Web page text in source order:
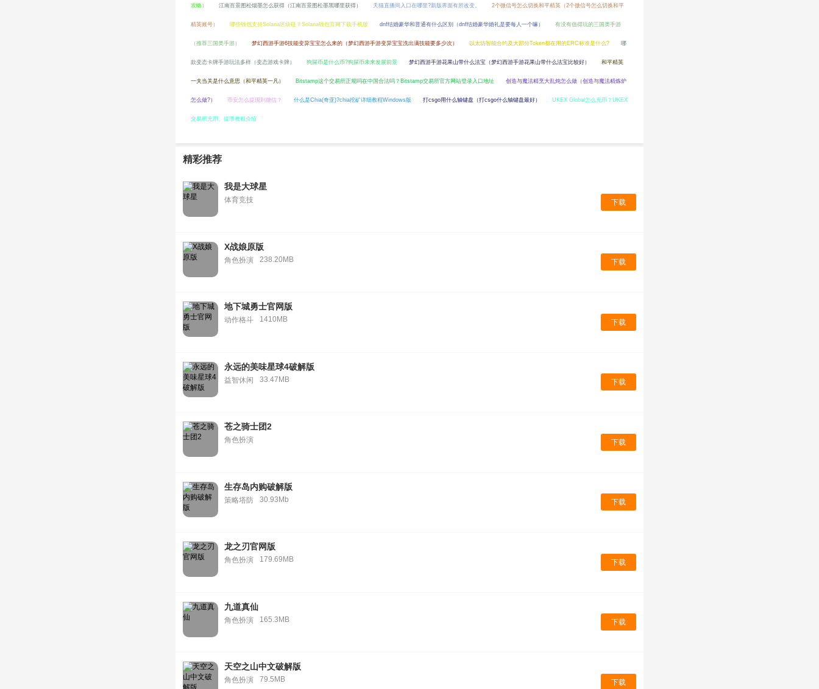
攻略） 江南百景图松烟墨怎么获得（江南百景图松墨黑哪里获得） 天猫直播间入口在哪里?新版界面有所改变。 2个微信号怎么切换和平精英（2个微信号怎么切换和平
精英账号） 哪些钱包支持Solana区块链？Solana钱包官网下载手机版 dnf结婚豪华和普通有什么区别（dnf结婚豪华婚礼是要每人一个嘛） 有没有值得玩的三国类手游
（推荐三国类手游） 梦幻西游手游6技能变异宝宝怎么来的（梦幻西游手游变异宝宝洗出满技能要多少次） 以太坊智能合约及大部分Token都在用的ERC标准是什么? 哪
款变态卡牌手游玩法多样（变态游戏卡牌） 狗屎币是什么币?狗屎币未来发展前景 梦幻西游手游花果山带什么法宝（梦幻西游手游花果山带什么法宝比较好） 和平精英
一夫当关是什么意思（和平精英一凡） Bitstamp这个交易所正规吗在中国合法吗？Bitstamp交易所官方网站登录入口地址 创造与魔法精烹大乱炖怎么做（创造与魔法精炼炉
怎么做?） 币安怎么提现到微信？ 什么是Chia(奇亚)?chia挖矿详细教程Windows版 打csgo用什么轴键盘（打csgo什么轴键盘最好） UKEX Global怎么充币？UKEX
交易所充币、提币教程介绍
精彩推荐
我是大球星
体育竞技 下载
X战娘原版
角色扮演 238.20MB 下载
地下城勇士官网版
动作格斗 1410MB 下载
永远的美味星球4破解版
益智休闲 33.47MB 下载
苍之骑士团2
角色扮演 下载
生存岛内购破解版
策略塔防 30.93Mb 下载
龙之刃官网版
角色扮演 179.69MB 下载
九道真仙
角色扮演 165.3MB 下载
天空之山中文破解版
角色扮演 79.5MB 下载